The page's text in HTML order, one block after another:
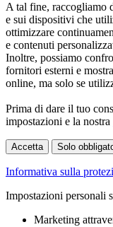
A tal fine, raccogliamo
e sui dispositivi che
ottimizzare
e contenuti
Inoltre, possiamo
fornitori esterni e
online, ma solo se
Prima di dare il tuo
impostazioni e la nostra
Accetta Solo
Informativa sulla
Impostazioni personali
Marketing